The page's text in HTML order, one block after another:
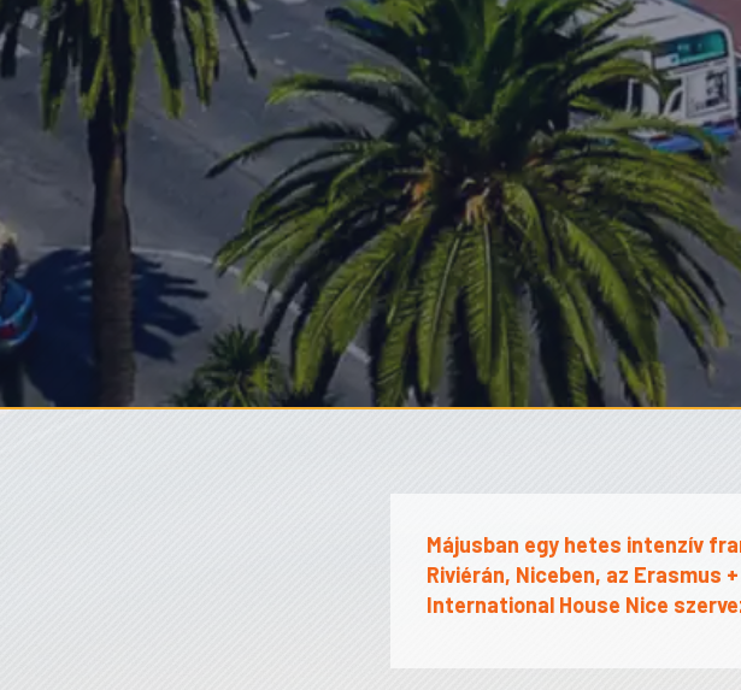
Májusban egy hetes intenzív
Riviérán, Niceben, az Erasmus
International House Nice